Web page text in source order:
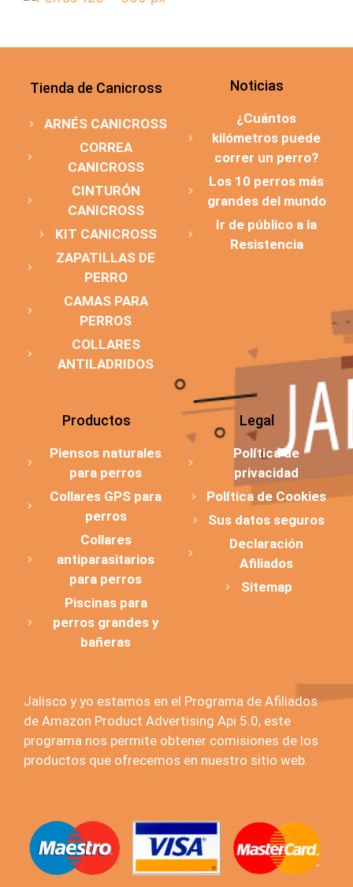
Tienda de Canicross
ARNÉS CANICROSS
CORREA
CANICROSS
CINTURÓN
CANICROSS
KIT CANICROSS
ZAPATILLAS DE
PERRO
CAMAS PARA
PERROS
COLLARES
ANTILADRIDOS
Noticias
¿Cuántos
kilómetros puede
correr un perro?
Los 10 perros más
grandes del mundo
Ir de público a la
Resistencia
Productos
Piensos naturales
para perros
Collares GPS para
perros
Collares
antiparasitarios
para perros
Piscinas para
perros grandes y
bañeras
Legal
Política de
privacidad
Política de Cookies
Sus datos seguros
Declaración
Afiliados
Sitemap
Jalisco y yo estamos en el Programa de Afiliados
de Amazon Product Advertising Api 5.0, este
programa nos permite obtener comisiones de los
productos que ofrecemos en nuestro sitio web.